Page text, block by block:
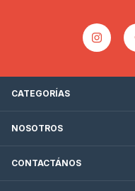
CATEGORÍAS
NOSOTROS
CONTACTÁNOS